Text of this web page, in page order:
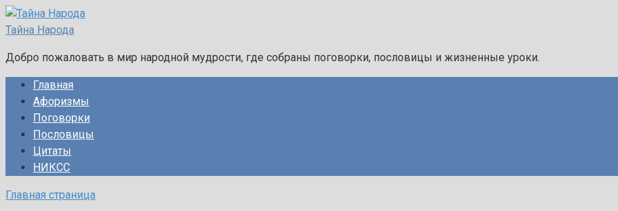
Перейти
к
Тайна Народа
Добро пожаловать в мир народной мудрости, где собраны поговорки, пословицы и жизненные уроки.
Главная
Афоризмы
Поговорки
Пословицы
Цитаты
НИКСС
Главная страница